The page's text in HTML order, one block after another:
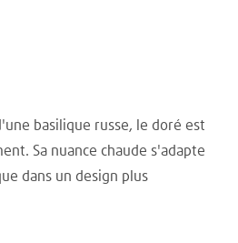
basilique russe, le doré est
Sa nuance chaude s'adapte
dans un design plus